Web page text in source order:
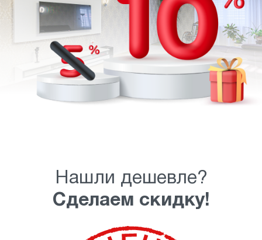
Нашли дешевле?
Сделаем скидку!